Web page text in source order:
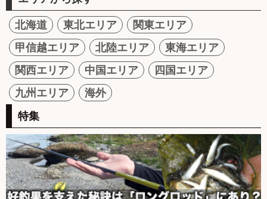
北海道 東北エリア
関東エリア
甲信越エリア
北陸エリア
東海エリア
関西エリア
中国エリア
四国エリア
九州エリア
海外
特集